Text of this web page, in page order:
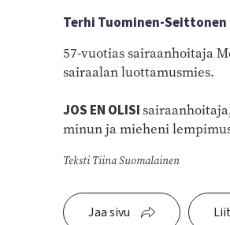
Terhi Tuominen-Seittonen
57-vuotias sairaanhoitaja
sairaalan luottamusmies.
JOS EN OLISI
minun ja mieheni
Teksti Tiina Suomalainen
Jaa sivu